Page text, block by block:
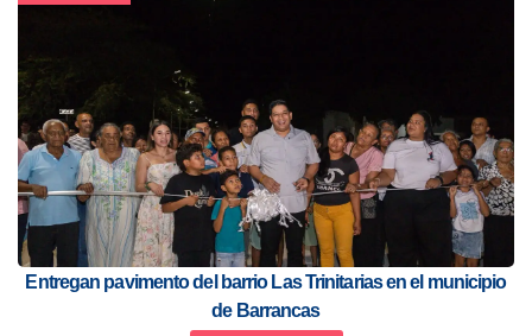
Entregan pavimento del barrio Las Trinitarias en el municipio
de Barrancas